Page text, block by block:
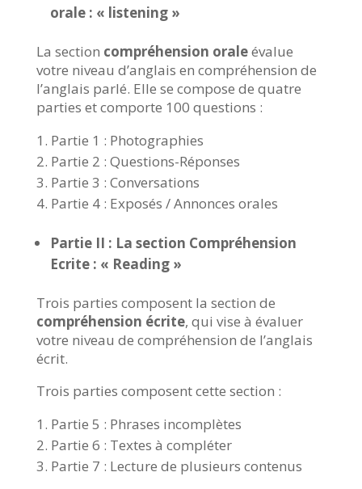
orale : « listening »
La section compréhension oraleévalue
votre niveau d’anglais en compréhension de
l’anglais parlé. Elle se compose de quatre
parties et comporte 100 questions :
Partie 1 : Photographies
Partie 2 : Questions-Réponses
Partie 3 : Conversations
Partie 4 : Exposés / Annonces orales
Partie II : La section Compréhension
Ecrite : « Reading »
Trois parties composent la section de
compréhension écrite, qui vise à évaluer
votre niveau de compréhension de l’anglais
écrit.
Trois parties composent cette section :
Partie 5 : Phrases incomplètes
Partie 6 : Textes à compléter
Partie 7 : Lecture de plusieurs contenus